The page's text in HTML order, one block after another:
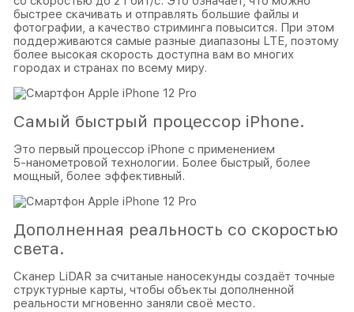
быстрее скачивать и отправлять большие файлы и
фотографии, а качество стриминга повысится. При этом
поддерживаются самые разные диапазоны LTE, поэтому
более высокая скорость доступна вам во многих
городах и странах по всему миру.
Самый быстрый процессор iPhone.
Это первый процессор iPhone с применением
5‑нанометровой технологии. Более быстрый, более
мощный, более эффективный.
Дополненная реальность со скоростью
света.
Сканер LiDAR за считаные наносекунды создаёт точные
структурные карты, чтобы объекты дополненной
реальности мгновенно заняли своё место.